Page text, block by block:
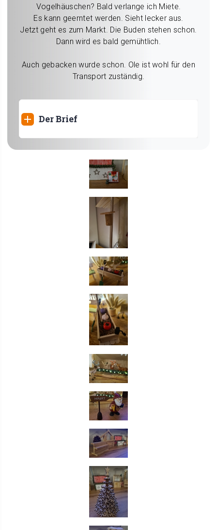
Vogelhäuschen? Bald verlange ich Miete.
Es kann geerntet werden. Sieht lecker aus.
Jetzt geht es zum Markt. Die Buden stehen schon.
Dann wird es bald gemühtlich.
Auch gebacken wurde schon. Ole ist wohl für den
Transport zuständig.
Der Brief